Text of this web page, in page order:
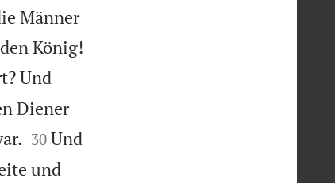
Männer
König!
Und
Diener

30 Und
und